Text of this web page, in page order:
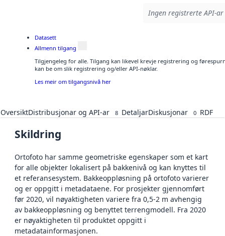
Ingen registrerte API-
Datasett
Allmenn tilgang
Tilgjengeleg for alle. Tilgang kan likevel krevje registrering og
kan be om slik registrering og/eller API-nøklar.
Les meir om tilgangsnivå her
OversiktDistribusjonar og API-ar 8 DetaljarDiskusjonar 0 RDF
Skildring
Ortofoto har samme geometriske egenskaper som et kart
for alle objekter lokalisert på bakkenivå og kan knyttes til
et referansesystem. Bakkeoppløsning på ortofoto varierer
og er oppgitt i metadataene. For prosjekter gjennomført
før 2020, vil nøyaktigheten variere fra 0,5-2 m avhengig
av bakkeoppløsning og benyttet terrengmodell. Fra 2020
er nøyaktigheten til produktet oppgitt i
metadatainformasjonen.